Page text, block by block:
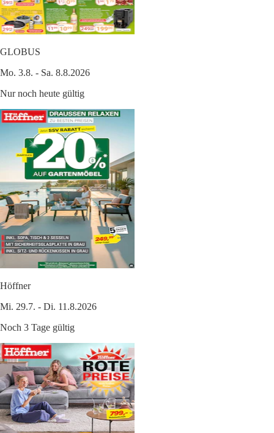
GLOBUS
Mo. 3.8. - Sa. 8.8.2026
Nur noch heute gültig
Höffner
Mi. 29.7. - Di. 11.8.2026
Noch 3 Tage gültig